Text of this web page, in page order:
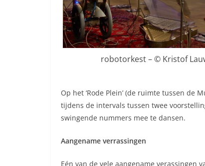
robotorkest – © Kristof
Op het ‘Rode Plein’ (de ruimte tussen de
tijdens de intervals tussen twee
swingende nummers mee te dansen.
Aangename verrassingen
Eén van de vele aangename verassingen